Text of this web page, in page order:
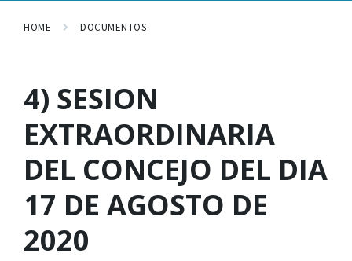
HOME DOCUMENTOS
4) SESION
EXTRAORDINARIA
DEL CONCEJO DEL DIA
17 DE AGOSTO DE
2020